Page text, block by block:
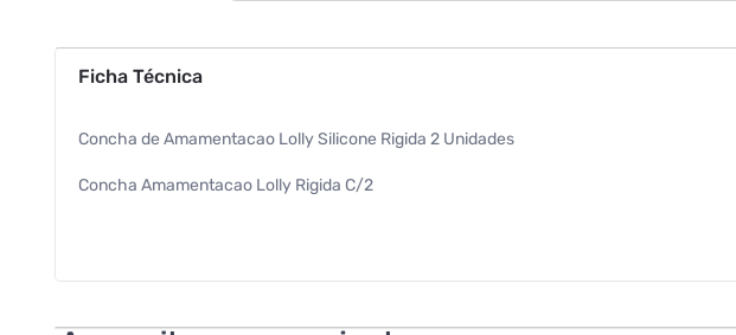
Ficha Técnica
Concha de Amamentacao Lolly Silicone Rigida 2 Unidades
Concha Amamentacao Lolly Rigida C/2
Lolly